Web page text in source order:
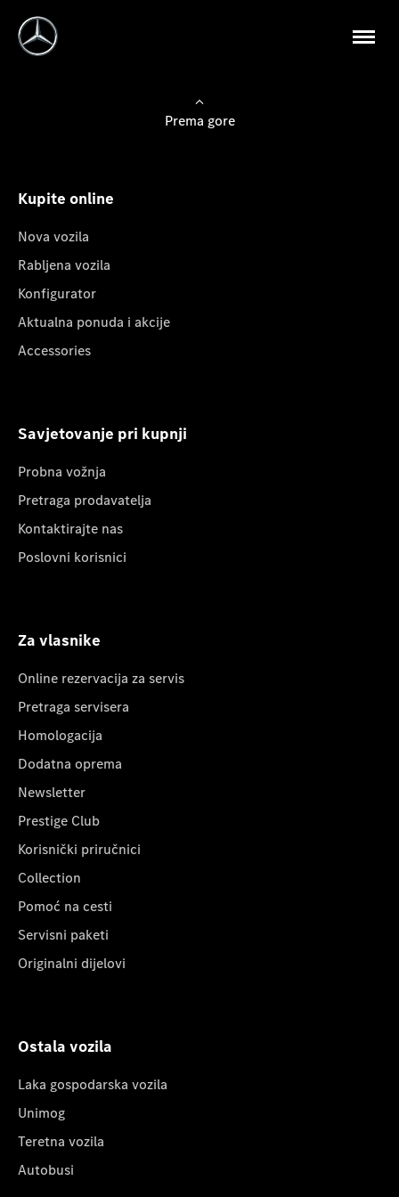
Prema gore
Kupite online
Nova vozila
Rabljena vozila
Konfigurator
Aktualna ponuda i akcije
Accessories
Savjetovanje pri kupnji
Probna vožnja
Pretraga prodavatelja
Kontaktirajte nas
Poslovni korisnici
Za vlasnike
Online rezervacija za servis
Pretraga servisera
Homologacija
Dodatna oprema
Newsletter
Prestige Club
Korisnički priručnici
Collection
Pomoć na cesti
Servisni paketi
Originalni dijelovi
Ostala vozila
Laka gospodarska vozila
Unimog
Teretna vozila
Autobusi